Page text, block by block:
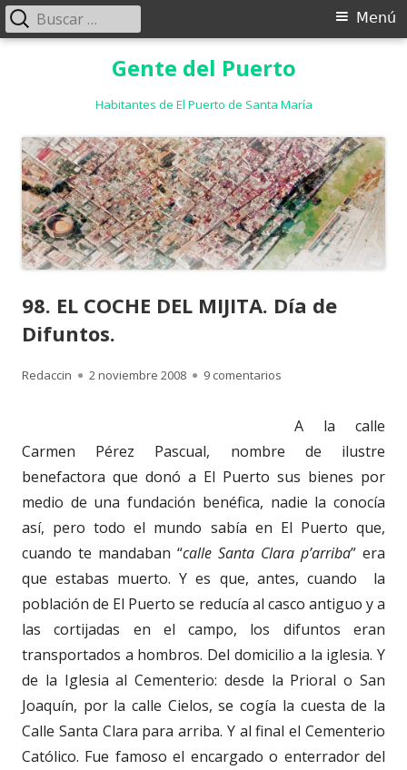
Gente del Puerto
Habitantes de El Puerto de Santa María
Menú
Menú
Buscar:
98. EL COCHE DEL MIJITA. Día de
Difuntos.
Autor
Redaccin
Publicado
2 noviembre 2008 9 comentarios
A la calle
Carmen Pérez Pascual, nombre de ilustre
benefactora que donó a El Puerto sus bienes por
medio de una fundación benéfica, nadie la conocía
así, pero todo el mundo sabía en El Puerto que,
cuando te mandaban “calle Santa Clara p’arriba” era
que estabas muerto. Y es que, antes, cuando la
población de El Puerto se reducía al casco antiguo y a
las cortijadas en el campo, los difuntos eran
transportados a hombros. Del domicilio a la iglesia. Y
de la Iglesia al Cementerio: desde la Prioral o San
Joaquín, por la calle Cielos, se cogía la cuesta de la
Calle Santa Clara para arriba. Y al final el Cementerio
Católico. Fue famoso el encargado o enterrador del